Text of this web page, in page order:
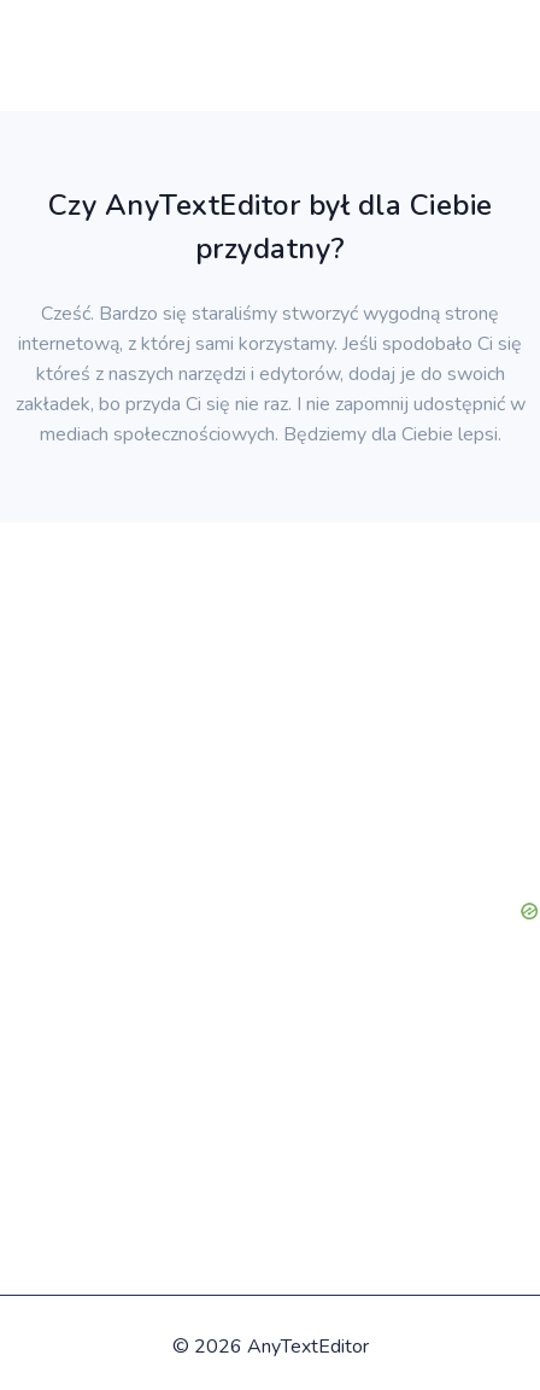
Czy AnyTextEditor był dla Ciebie
przydatny?
Cześć. Bardzo się staraliśmy stworzyć wygodną stronę
internetową, z której sami korzystamy. Jeśli spodobało Ci się
któreś z naszych narzędzi i edytorów, dodaj je do swoich
zakładek, bo przyda Ci się nie raz. I nie zapomnij udostępnić w
mediach społecznościowych. Będziemy dla Ciebie lepsi.
© 2026 AnyTextEditor